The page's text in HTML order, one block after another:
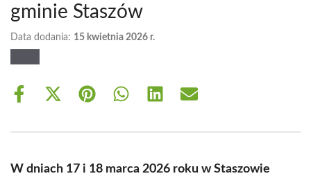
gminie Staszów
Data dodania: 15 kwietnia 2026 r.
Share
Share
(Twitter)
Share Share Share Share
W dniach 17 i 18 marca 2026 roku w Staszowie